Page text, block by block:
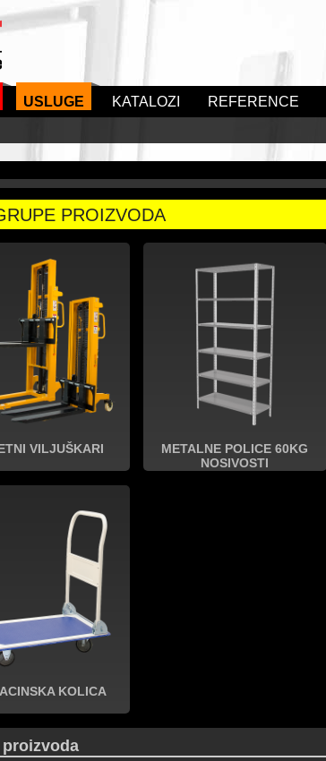
USLUGE KATALOZI REFERENCE
PROIZVODA
VILJUŠKARI
METALNE POLICE 60KG
NOSIVOSTI
KOLICA